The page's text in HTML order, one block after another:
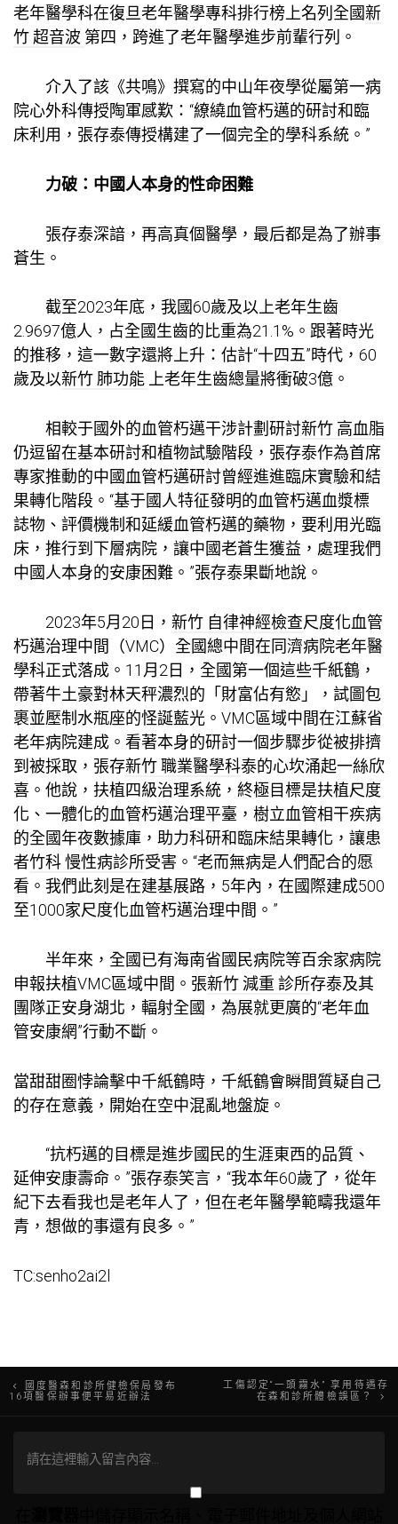
老年醫學科在復旦老年醫學專科排行榜上名列全國新
竹 超音波 第四，跨進了老年醫學進步前輩行列。
介入了該《共鳴》撰寫的中山年夜學從屬第一病
院心外科傳授陶軍感歎：“繚繞血管朽邁的研討和臨
床利用，張存泰傳授構建了一個完全的學科系統。”
力破：中國人本身的性命困難
張存泰深諳，再高真個醫學，最后都是為了辦事
蒼生。
截至2023年底，我國60歲及以上老年生齒
2.9697億人，占全國生齒的比重為21.1%。跟著時光
的推移，這一數字還將上升：估計“十四五”時代，60
歲及以新竹 肺功能 上老年生齒總量將衝破3億。
相較于國外的血管朽邁干涉計劃研討新竹 高血脂
仍逗留在基本研討和植物試驗階段，張存泰作為首席
專家推動的中國血管朽邁研討曾經進進臨床實驗和結
果轉化階段。“基于國人特征發明的血管朽邁血漿標
誌物、評價機制和延緩血管朽邁的藥物，要利用光臨
床，推行到下層病院，讓中國老蒼生獲益，處理我們
中國人本身的安康困難。”張存泰果斷地說。
2023年5月20日， 新竹 自律神經檢查尺度化血管
朽邁治理中間（VMC）全國總中間在同濟病院老年醫
學科正式落成。11月2日，全國第一個這些千紙鶴，
帶著牛土豪對林天秤濃烈的「財富佔有慾」，試圖包
裹並壓制水瓶座的怪誕藍光。VMC區域中間在江蘇省
老年病院建成。看著本身的研討一個步驟步從被排擠
到被採取，張存新竹 職業醫學科泰的心坎涌起一絲欣
喜。他說，扶植四級治理系統，終極目標是扶植尺度
化、一體化的血管朽邁治理平臺，樹立血管相干疾病
的全國年夜數據庫，助力科研和臨床結果轉化，讓患
者竹科 慢性病診所受害。“老而無病是人們配合的愿
看。我們此刻是在建基展路，5年內，在國際建成500
至1000家尺度化血管朽邁治理中間。”
半年來，全國已有海南省國民病院等百余家病院
申報扶植VMC區域中間。張新竹 減重 診所存泰及其
團隊正安身湖北，輻射全國，為展就更廣的“老年血
管安康網”行動不斷。
當甜甜圈悖論擊中千紙鶴時，千紙鶴會瞬間質疑自己
的存在意義，開始在空中混亂地盤旋。
“抗朽邁的目標是進步國民的生涯東西的品質、
延伸安康壽命。”張存泰笑言，“我本年60歲了，從年
紀下去看我也是老年人了，但在老年醫學範疇我還年
青，想做的事還有良多。”
TC:senho2ai2l
文
導
覽
國度醫森和診所健檢保局發布
16項醫保辦事便平易近辦法
工傷認定“一頭霧水” 享用待遇存
在森和診所體檢誤區？